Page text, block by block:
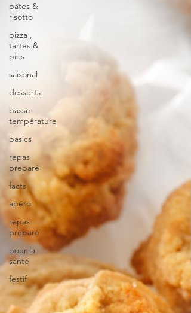
pâtes &
risotto
pizza ,
tartes &
pies
saisonal
desserts
basse
température
basics
repas
preparé
facts
apéro
repas
préparé
pour la
santé
festif